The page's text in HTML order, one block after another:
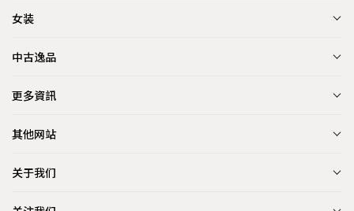
女装
中古逸品
更多資訊
其他网站
关于我们